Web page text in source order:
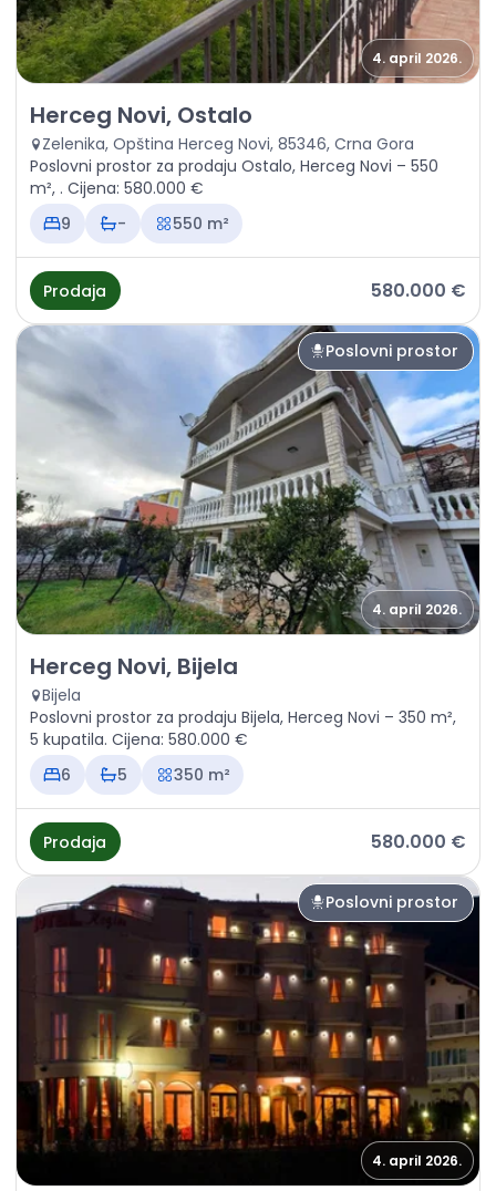
4. april 2026.
Prodaja - Poslovni prostor Herceg Novi, Ostalo
Herceg Novi, Ostalo
Zelenika, Opština Herceg Novi, 85346, Crna Gora
Poslovni prostor za prodaju Ostalo, Herceg Novi – 550
m², . Cijena: 580.000 €
9
- 550 m²
Prodaja 580.000 €
Poslovni prostor
4. april 2026.
Prodaja - Poslovni prostor Herceg Novi, Bijela
Herceg Novi, Bijela
Bijela
Poslovni prostor za prodaju Bijela, Herceg Novi – 350 m²,
5 kupatila. Cijena: 580.000 €
6
5 350 m²
Prodaja 580.000 €
Poslovni prostor
4. april 2026.